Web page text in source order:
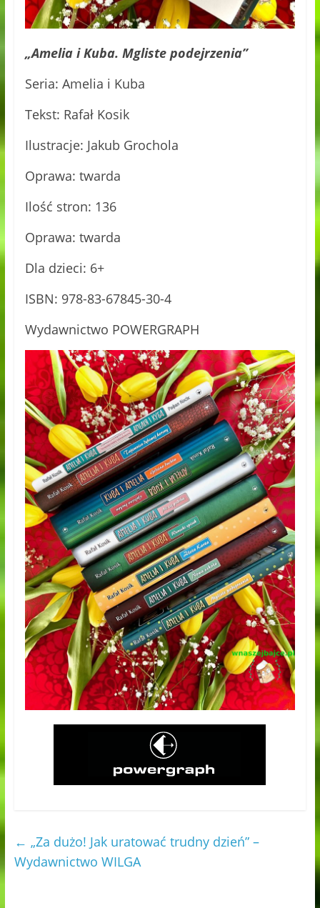
„Amelia i Kuba. Mgliste podejrzenia”
Seria: Amelia i Kuba
Tekst: Rafał Kosik
Ilustracje: Jakub Grochola
Oprawa: twarda
Ilość stron: 136
Oprawa: twarda
Dla dzieci: 6+
ISBN: 978-83-67845-30-4
Wydawnictwo POWERGRAPH
← „Za dużo! Jak uratować trudny dzień” –
Wydawnictwo WILGA